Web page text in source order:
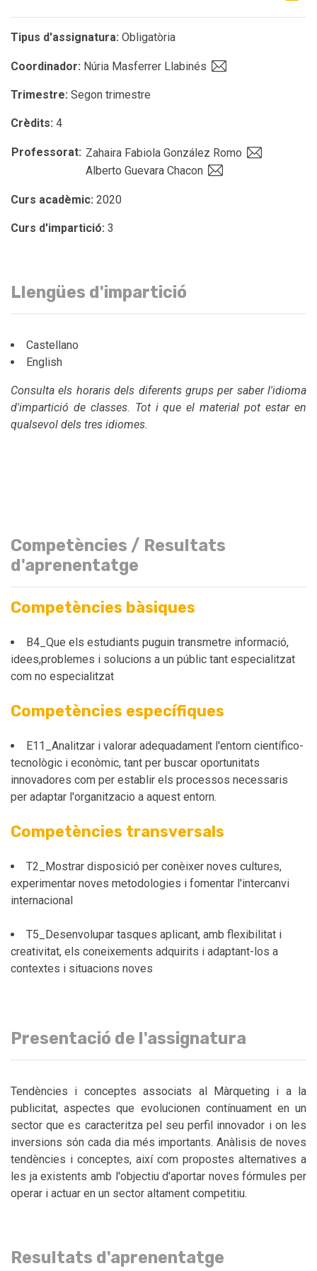
Tipus d'assignatura: Obligatòria
Coordinador: Núria Masferrer Llabinés
Trimestre: Segon trimestre
Crèdits: 4
Professorat: Zahaira Fabiola González Romo
Alberto Guevara Chacon
Curs acadèmic: 2020
Curs d'impartició: 3
Llengües d'impartició
Castellano
English
Consulta els horaris dels diferents grups per saber l'idioma
d'impartició de classes. Tot i que el material pot estar en
qualsevol dels tres idiomes.
Competències / Resultats
d'aprenentatge
Competències bàsiques
B4_Que els estudiants puguin transmetre informació,
idees,problemes i solucions a un públic tant especialitzat
com no especialitzat
Competències específiques
E11_Analitzar i valorar adequadament l'entorn científico-
tecnològic i econòmic, tant per buscar oportunitats
innovadores com per establir els processos necessaris
per adaptar l'organitzacio a aquest entorn.
Competències transversals
T2_Mostrar disposició per conèixer noves cultures,
experimentar noves metodologies i fomentar l'intercanvi
internacional
T5_Desenvolupar tasques aplicant, amb flexibilitat i
creativitat, els coneixements adquirits i adaptant-los a
contextes i situacions noves
Presentació de l'assignatura
Tendències i conceptes associats al Màrqueting i a la
publicitat, aspectes que evolucionen contínuament en un
sector que es caracteritza pel seu perfil innovador i on les
inversions són cada dia més importants. Anàlisis de noves
tendències i conceptes, així com propostes alternatives a
les ja existents amb l'objectiu d'aportar noves fórmules per
operar i actuar en un sector altament competitiu.
Resultats d'aprenentatge